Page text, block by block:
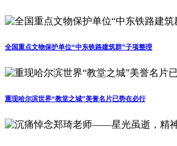
全国重点文物保护单位“中东铁路建筑群”子项整理
重现哈尔滨世界“教堂之城”美誉名片已势在必行